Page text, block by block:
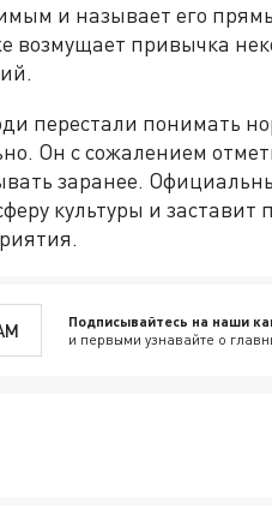
и называет его
привычка
перестали понимать
Он с сожалением
заранее.
культуры и заставит
Подписывайтесь на наши
и первыми узнавайте о